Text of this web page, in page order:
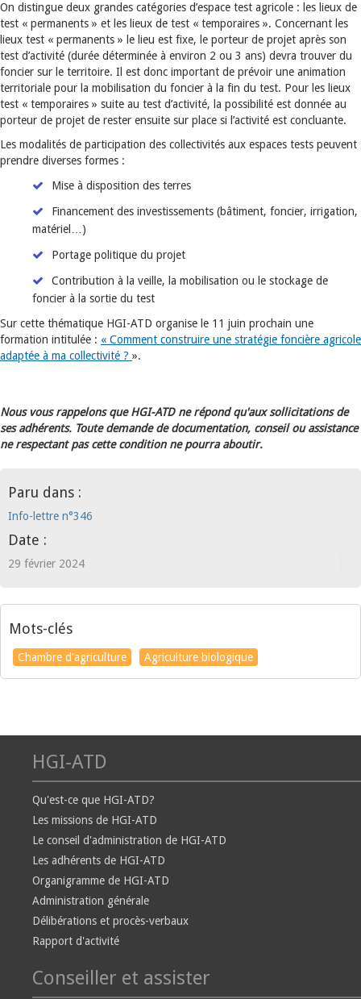
On distingue deux grandes catégories d’espace test agricole : les lieux de
test « permanents » et les lieux de test « temporaires ». Concernant les
lieux test « permanents » le lieu est fixe, le porteur de projet après son
test d’activité (durée déterminée à environ 2 ou 3 ans) devra trouver du
foncier sur le territoire. Il est donc important de prévoir une animation
territoriale pour la mobilisation du foncier à la fin du test. Pour les lieux
test « temporaires » suite au test d’activité, la possibilité est donnée au
porteur de projet de rester ensuite sur place si l’activité est concluante.
Les modalités de participation des collectivités aux espaces tests peuvent
prendre diverses formes :
Mise à disposition des terres
Financement des investissements (bâtiment, foncier, irrigation,
matériel…)
Portage politique du projet
Contribution à la veille, la mobilisation ou le stockage de
foncier à la sortie du test
Sur cette thématique HGI-ATD organise le 11 juin prochain une
formation intitulée : « Comment construire une stratégie foncière agricole
adaptée à ma collectivité ? ».
Nous vous rappelons que HGI-ATD ne répond qu'aux sollicitations de
ses adhérents. Toute demande de documentation, conseil ou assistance
ne respectant pas cette condition ne pourra aboutir.
Paru dans :
Info-lettre n°346
Date :
29 février 2024
Mots-clés
Chambre d'agriculture Agriculture biologique
HGI-ATD
Qu'est-ce que HGI-ATD?
Les missions de HGI-ATD
Le conseil d'administration de HGI-ATD
Les adhérents de HGI-ATD
Organigramme de HGI-ATD
Administration générale
Délibérations et procès-verbaux
Rapport d'activité
Conseiller et assister